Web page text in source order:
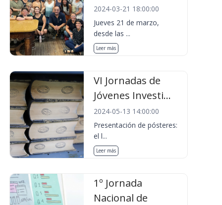
2024-03-21 18:00:00
Jueves 21 de marzo,
desde las ...
Leer más
VI Jornadas de
Jóvenes Investi...
2024-05-13 14:00:00
Presentación de pósteres:
el l...
Leer más
1º Jornada
Nacional de